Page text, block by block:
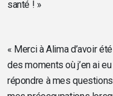
santé ! »
« Merci à Alima d’avoir
des moments où j’en ai
répondre à mes